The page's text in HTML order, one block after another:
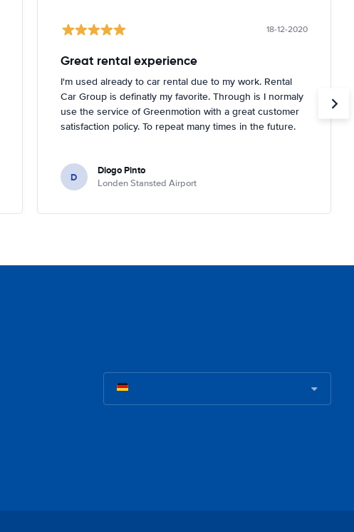
18-12-2020
Great rental experience
I'm used already to car rental due to my work. Rental
Car Group is definatly my favorite. Through is I normaly
use the service of Greenmotion with a great customer
satisfaction policy. To repeat many times in the future.
D Diogo Pinto
Londen Stansted Airport